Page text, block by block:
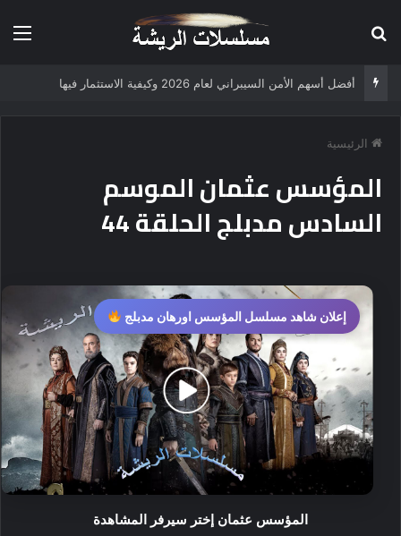
أفضل أسهم الأمن السيبراني لعام 2026 وكيفية الاستثمار فيها
الرئيسية
المؤسس عثمان الموسم
السادس مدبلج الحلقة 44
إعلان شاهد مسلسل المؤسس اورهان مدبلج
المؤسس عثمان إختر سيرفر المشاهدة